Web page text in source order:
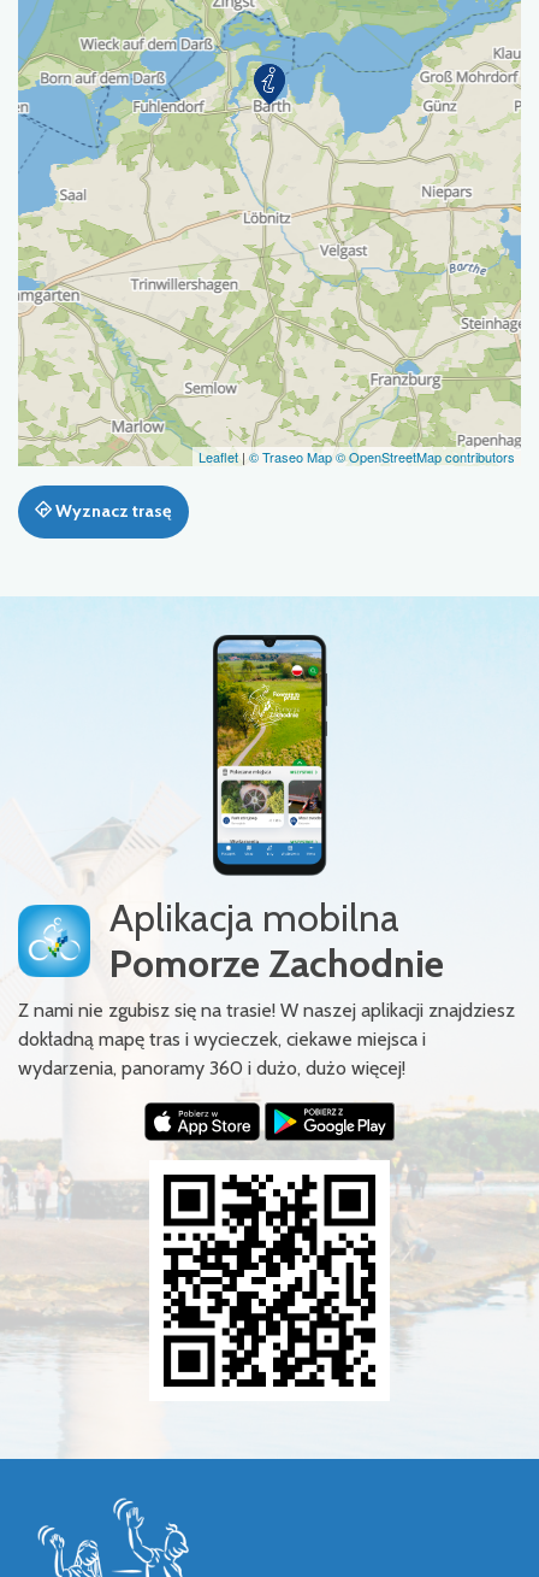
Leaflet | © Traseo Map© OpenStreetMap contributors
Wyznacz trasę
Aplikacja mobilna
Pomorze Zachodnie
Z nami nie zgubisz się na trasie! W naszej aplikacji znajdziesz
dokładną mapę tras i wycieczek, ciekawe miejsca i
wydarzenia, panoramy 360 i dużo, dużo więcej!